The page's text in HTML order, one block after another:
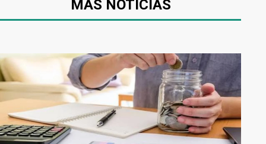
MÁS NOTICIAS